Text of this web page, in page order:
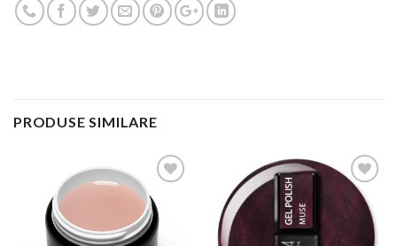
PRODUSE SIMILARE
Add to
Wishlist
Add to
Wishlist